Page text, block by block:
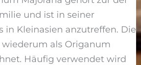
und ist in seiner
in Kleinasien anzutreffen. Die
als Origanum
Häufig verwendet wird